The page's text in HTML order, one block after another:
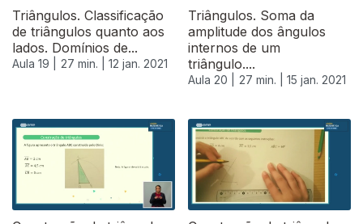
Triângulos. Classificação
de triângulos quanto aos
lados. Domínios de...
Aula 19 | 27 min. | 12 jan. 2021
Triângulos. Soma da
amplitude dos ângulos
internos de um
triângulo....
Aula 20 | 27 min. | 15 jan. 2021